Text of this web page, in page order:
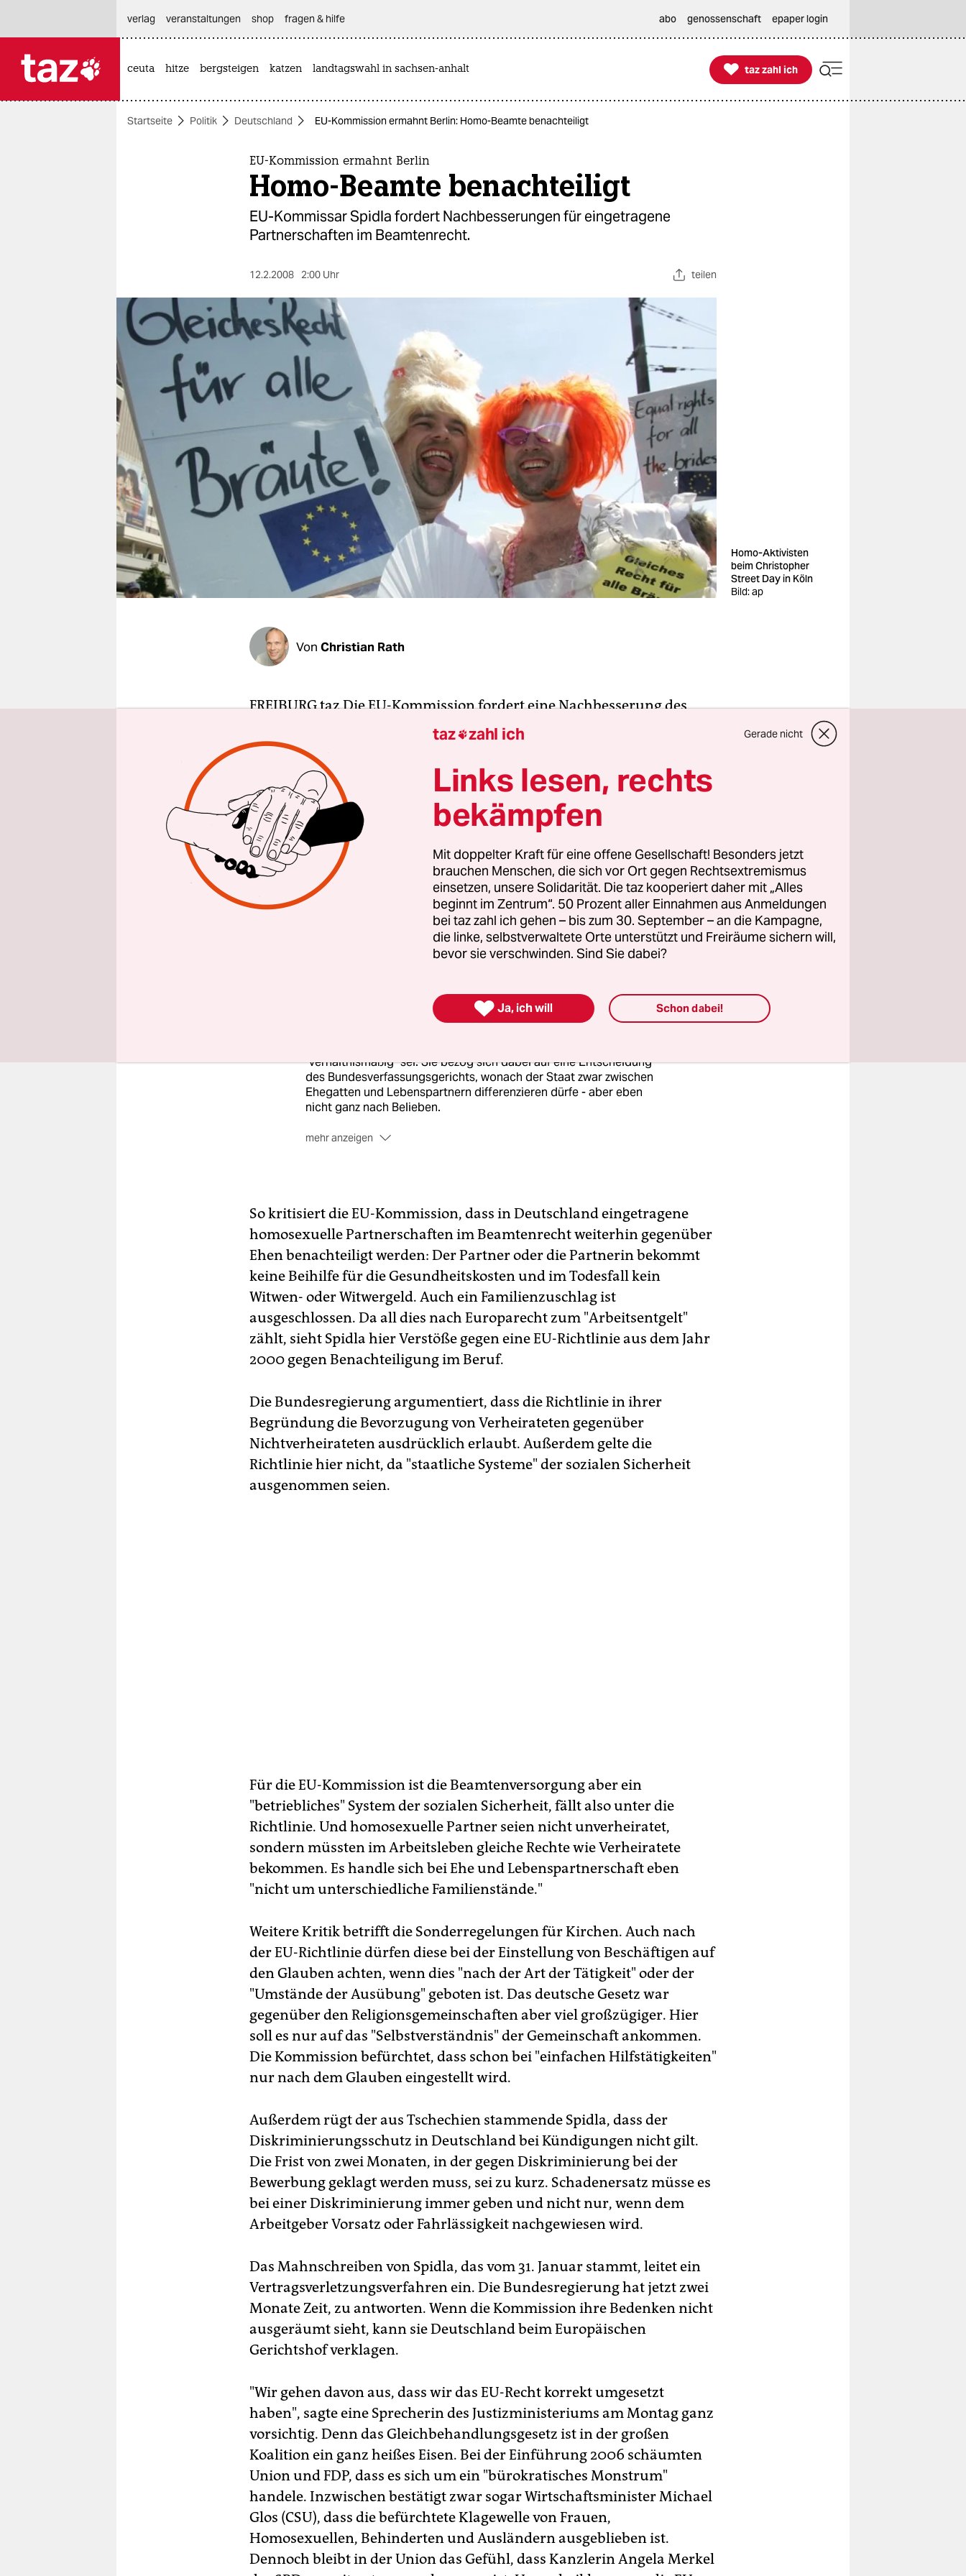
themen
berlin
wahrheit
verlag
verlag
veranstaltungen
shop
fragen & hilfe
unterstützen
abo
verlag
veranstaltungen shop fragen & hilfe abo genossenschaft epaper login
ceuta hitze bergsteigen katzen landtagswahl in sachsen-anhalt 
taz zahl ich
taz zahl ich
Startseite Politik Deutschland EU-Kommission ermahnt Berlin: Homo-Beamte benachteiligt
EU-Kommission ermahnt Berlin
Homo-Beamte benachteiligt
EU-Kommissar Spidla fordert Nachbesserungen für eingetragene
Partnerschaften im Beamtenrecht.
12.2.2008 2:00 Uhr teilen
Homo-Aktivisten
beim Christopher
Street Day in Köln
Bild: ap
Von Christian Rath
FREIBURG taz Die EU-Kommission fordert eine Nachbesserung des
deutschen Gleichbehandlungsgesetzes. Dies geht aus einem
Mahnschreiben des EU-Kommissars für Beschäftigung und
Chancengleichheit, Vladimir Spidla, hervor, das der taz vorliegt. Das
Verfahren dürfte in der Koalition für Zunder sorgen.
Zypries skeptisch
Der Krach war nicht zu vermeiden. Schon bevor jetzt die EU-
Kommission das deutsche Gleichbehandlungsgesetz rügte, gab es
Differenzen in der Bundesregierung, wie mit Beamten umzugehen
sei, die in eingetragenen Homo-Partnerschaften leben.
Innenminister Wolfgang Schäuble (CDU) modernisiert zwar gerade
das Beamtenrecht und will dabei vor allem das Leistungsprinzip
Hinterbliebenenversorgung einfach ignoriert. Im Oktober 2007
wurde der entsprechende Gesetzentwurf im Bundeskabinett
"verhältnismäßig" sei. Sie bezog sich dabei auf eine Entscheidung
des Bundesverfassungsgerichts, wonach der Staat zwar zwischen
Ehegatten und Lebenspartnern differenzieren dürfe - aber eben
nicht ganz nach Belieben.
mehr anzeigen
So kritisiert die EU-Kommission, dass in Deutschland eingetragene
homosexuelle Partnerschaften im Beamtenrecht weiterhin gegenüber
Ehen benachteiligt werden: Der Partner oder die Partnerin bekommt
keine Beihilfe für die Gesundheitskosten und im Todesfall kein
Witwen- oder Witwergeld. Auch ein Familienzuschlag ist
ausgeschlossen. Da all dies nach Europarecht zum "Arbeitsentgelt"
zählt, sieht Spidla hier Verstöße gegen eine EU-Richtlinie aus dem Jahr
2000 gegen Benachteiligung im Beruf.
Die Bundesregierung argumentiert, dass die Richtlinie in ihrer
Begründung die Bevorzugung von Verheirateten gegenüber
Nichtverheirateten ausdrücklich erlaubt. Außerdem gelte die
Richtlinie hier nicht, da "staatliche Systeme" der sozialen Sicherheit
ausgenommen seien.
Für die EU-Kommission ist die Beamtenversorgung aber ein
"betriebliches" System der sozialen Sicherheit, fällt also unter die
Richtlinie. Und homosexuelle Partner seien nicht unverheiratet,
sondern müssten im Arbeitsleben gleiche Rechte wie Verheiratete
bekommen. Es handle sich bei Ehe und Lebenspartnerschaft eben
"nicht um unterschiedliche Familienstände."
Weitere Kritik betrifft die Sonderregelungen für Kirchen. Auch nach
der EU-Richtlinie dürfen diese bei der Einstellung von Beschäftigen auf
den Glauben achten, wenn dies "nach der Art der Tätigkeit" oder der
"Umstände der Ausübung" geboten ist. Das deutsche Gesetz war
gegenüber den Religionsgemeinschaften aber viel großzügiger. Hier
soll es nur auf das "Selbstverständnis" der Gemeinschaft ankommen.
Die Kommission befürchtet, dass schon bei "einfachen Hilfstätigkeiten"
nur nach dem Glauben eingestellt wird.
Außerdem rügt der aus Tschechien stammende Spidla, dass der
Diskriminierungsschutz in Deutschland bei Kündigungen nicht gilt.
Die Frist von zwei Monaten, in der gegen Diskriminierung bei der
Bewerbung geklagt werden muss, sei zu kurz. Schadenersatz müsse es
bei einer Diskriminierung immer geben und nicht nur, wenn dem
Arbeitgeber Vorsatz oder Fahrlässigkeit nachgewiesen wird.
Das Mahnschreiben von Spidla, das vom 31. Januar stammt, leitet ein
Vertragsverletzungsverfahren ein. Die Bundesregierung hat jetzt zwei
Monate Zeit, zu antworten. Wenn die Kommission ihre Bedenken nicht
ausgeräumt sieht, kann sie Deutschland beim Europäischen
Gerichtshof verklagen.
"Wir gehen davon aus, dass wir das EU-Recht korrekt umgesetzt
haben", sagte eine Sprecherin des Justizministeriums am Montag ganz
vorsichtig. Denn das Gleichbehandlungsgesetz ist in der großen
Koalition ein ganz heißes Eisen. Bei der Einführung 2006 schäumten
Union und FDP, dass es sich um ein "bürokratisches Monstrum"
handele. Inzwischen bestätigt zwar sogar Wirtschaftsminister Michael
Glos (CSU), dass die befürchtete Klagewelle von Frauen,
Homosexuellen, Behinderten und Ausländern ausgeblieben ist.
Dennoch bleibt in der Union das Gefühl, dass Kanzlerin Angela Merkel
taz zahl ich Gerade nicht
Links lesen, rechts
bekämpfen
Mit doppelter Kraft für eine offene Gesellschaft! Besonders jetzt
brauchen Menschen, die sich vor Ort gegen Rechtsextremismus
einsetzen, unsere Solidarität. Die taz kooperiert daher mit „Alles
beginnt im Zentrum“. 50 Prozent aller Einnahmen aus Anmeldungen
bei taz zahl ich gehen – bis zum 30. September – an die Kampagne,
die linke, selbstverwaltete Orte unterstützt und Freiräume sichern will,
bevor sie verschwinden. Sind Sie dabei?
 Ja, ich will Schon dabei!